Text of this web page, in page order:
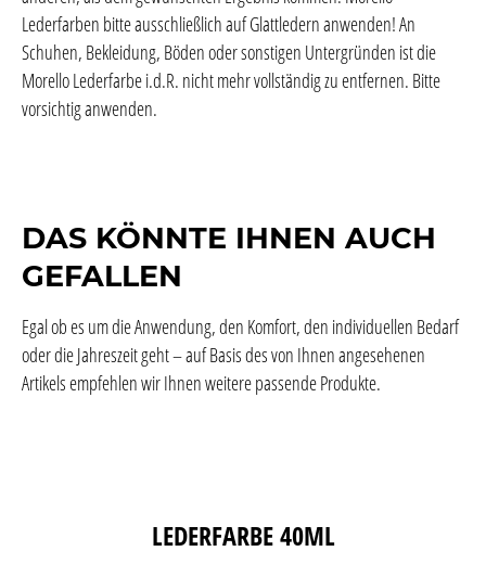
Lederfarben bitte ausschließlich auf Glattledern anwenden! An
Schuhen, Bekleidung, Böden oder sonstigen Untergründen ist die
Morello Lederfarbe i.d.R. nicht mehr vollständig zu entfernen. Bitte
vorsichtig anwenden.
DAS KÖNNTE IHNEN AUCH
GEFALLEN
Egal ob es um die Anwendung, den Komfort, den individuellen Bedarf
oder die Jahreszeit geht – auf Basis des von Ihnen angesehenen
Artikels empfehlen wir Ihnen weitere passende Produkte.
Produktgalerie überspringenLEDERFARBE 40ML